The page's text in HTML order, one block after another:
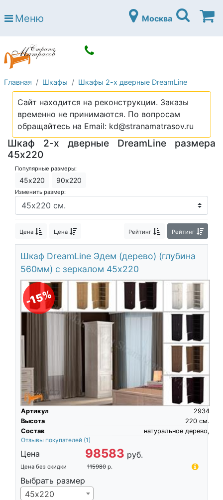
Страна матрасов
Open submenu (Матрасы)
Open submenu (Кровати)
Кровати
Open submenu (Аксессуары)
Open submenu (Диваны)
Диваны
Open submenu (Постельное белье)
Постельное белье
Open submenu (Мебель)
Мебель
Open submenu (Основания)
Основания
Open submenu (Детские матрасы)
Детские матрасы
Open submenu (Детские кровати)
Детские кровати
Open submenu (Шкафы)
Шкафы
О компании
Доставка по городу
Меню Москва
Главная Шкафы Шкафы 2-х дверные DreamLine
Сайт находится на реконструкции. Заказы
временно не принимаются. По вопросам
обращайтесь на Email: kd@stranamatrasov.ru
Шкаф 2-х дверные DreamLine размера
45x220
Популярные размеры:
45х220 90х220
Изменить размер:
Цена Цена Рейтинг Рейтинг
Шкаф DreamLine Эдем (дерево) (глубина
560мм) с зеркалом 45х220
-15%
Артикул
2934
Высота
см.
220
Состав
натуральное дерево,
Отзывы покупателей (1)
Цена 98583 руб.
Цена без скидки 115980 р.
Выбрать размер
45х220